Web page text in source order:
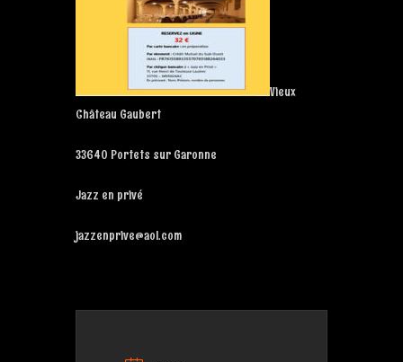
Vieux
Château Gaubert
33640 Portets sur Garonne
Jazz en privé
jazzenprive@aol.com